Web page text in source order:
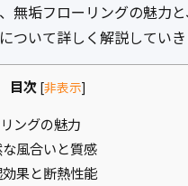
無垢フローリングの魅力
ついて詳しく解説していき
目次 [非表示]
ングの魅力
な風合いと質感
効果と断熱性能